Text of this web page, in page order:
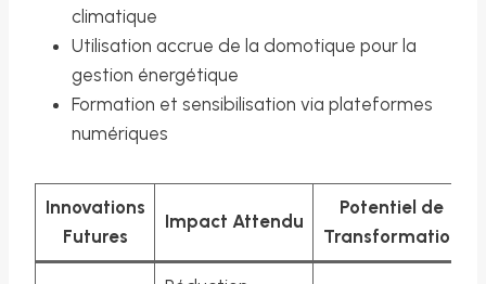
climatique
Utilisation accrue de la domotique pour la
gestion énergétique
Formation et sensibilisation via plateformes
numériques
Innovations
Futures
Impact Attendu
Potentiel de
Transformation